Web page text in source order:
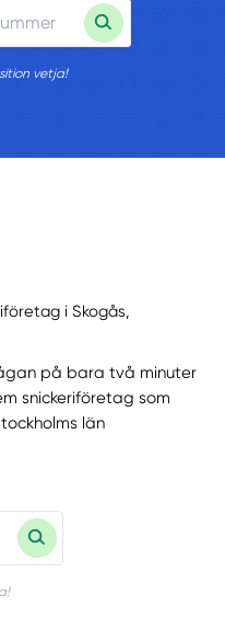
vetja!
i Skogås,
på bara två minuter
snickeriföretag som
län